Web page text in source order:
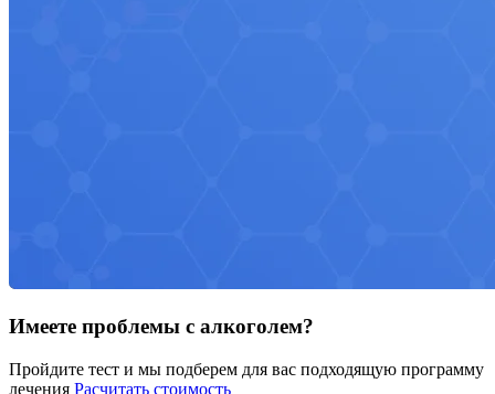
Имеете проблемы с алкоголем?
Пройдите тест и мы подберем для вас подходящую программу
лечения Расчитать стоимость